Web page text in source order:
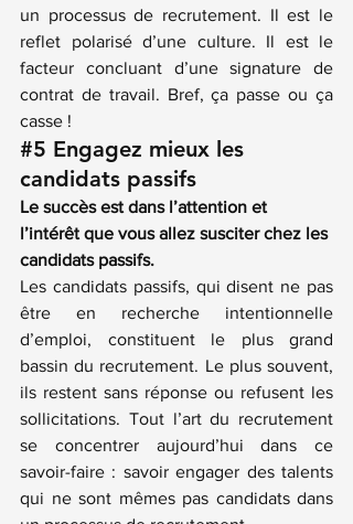
un processus de recrutement. Il est le
reflet polarisé d’une culture. Il est le
facteur concluant d’une signature de
contrat de travail. Bref, ça passe ou ça
casse !
#5 Engagez mieux les
candidats passifs
Le succès est dans l’attention et
l’intérêt que vous allez susciter chez les
candidats passifs.
Les candidats passifs, qui disent ne pas
être en recherche intentionnelle
d’emploi, constituent le plus grand
bassin du recrutement. Le plus souvent,
ils restent sans réponse ou refusent les
sollicitations. Tout l’art du recrutement
se concentrer aujourd’hui dans ce
savoir-faire : savoir engager des talents
qui ne sont mêmes pas candidats dans